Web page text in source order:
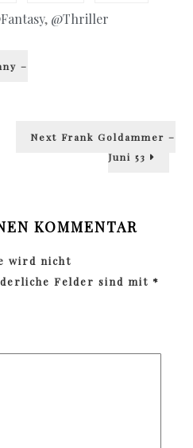
, @Thriller
–
Next Next
Frank Goldammer –
Juni 53
KOMMENTAR
wird nicht
Felder sind mit *